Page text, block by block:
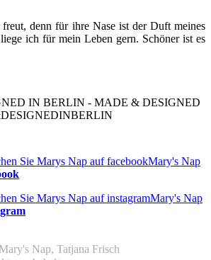
denn für ihre Nase ist der Duft meines
ich für mein Leben gern. Schöner ist es
IN BERLIN - MADE & DESIGNED
Mary's Nap
Mary's Nap
Nap, Tatjana Frisch